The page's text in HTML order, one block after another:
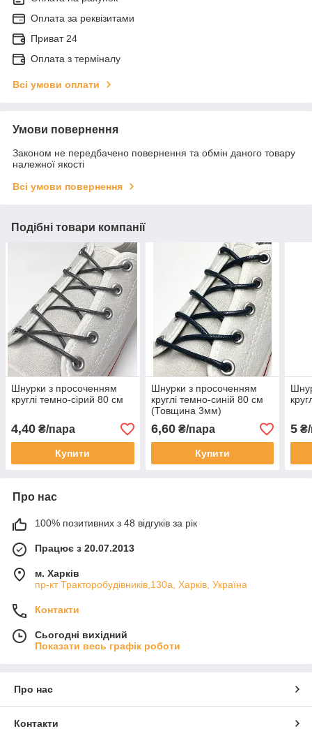
Оплата за реквізитами
Приват 24
Оплата з терміналу
Всі умови оплати
Умови повернення
Законом не передбачено повернення та обмін даного товару
належної якості
Всі умови повернення
Подібні товари компанії
Шнурки з просоченням
круглі темно-сірий 80 см
4,40 ₴/пара
Купити
Шнурки з просоченням
круглі темно-синій 80 см
(Товщина 3мм)
6,60₴/пара
Купити
5
Про нас
100% позитивних з 48 відгуків за рік
Працює з 20.07.2013
м. Харків
пр-кт Тракторобудівників,130а, Харків, Україна
Контакти
Сьогодні вихідний
Показати весь графік роботи
Про нас
Контакти